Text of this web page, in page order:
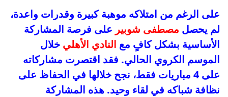
على الرغم من امتلاكه موهبة كبيرة وقدرات واعدة،
لم يحصل مصطفى شوبير على فرصة المشاركة
الأساسية بشكل كافٍ مع النادي الأهلي خلال
الموسم الكروي الحالي. فقد اقتصرت مشاركاته
على 4 مباريات فقط، نجح خلالها في الحفاظ على
نظافة شباكه في لقاء وحيد. هذه المشاركة